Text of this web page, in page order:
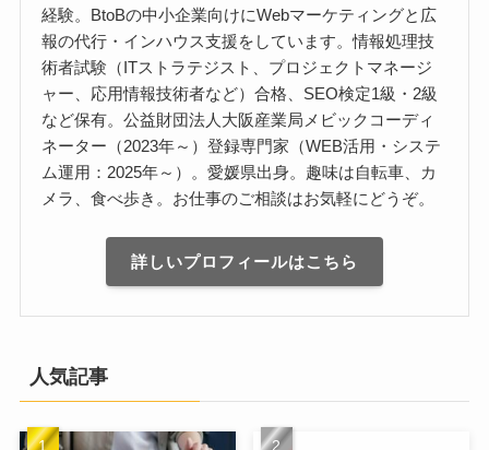
経験。BtoBの中小企業向けにWebマーケティングと広
報の代行・インハウス支援をしています。情報処理技
術者試験（ITストラテジスト、プロジェクトマネージ
ャー、応用情報技術者など）合格、SEO検定1級・2級
など保有。公益財団法人大阪産業局メビックコーディ
ネーター（2023年～）登録専門家（WEB活用・システ
ム運用：2025年～）。愛媛県出身。趣味は自転車、カ
メラ、食べ歩き。お仕事のご相談はお気軽にどうぞ。
詳しいプロフィールはこちら
人気記事